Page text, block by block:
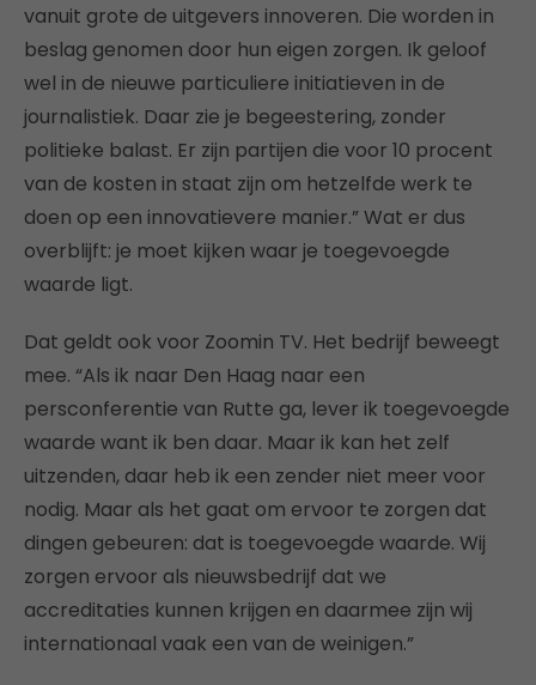
vanuit grote de uitgevers innoveren. Die worden in
beslag genomen door hun eigen zorgen. Ik geloof
wel in de nieuwe particuliere initiatieven in de
journalistiek. Daar zie je begeestering, zonder
politieke balast. Er zijn partijen die voor 10 procent
van de kosten in staat zijn om hetzelfde werk te
doen op een innovatievere manier.” Wat er dus
overblijft: je moet kijken waar je toegevoegde
waarde ligt.
Dat geldt ook voor Zoomin TV. Het bedrijf beweegt
mee. “Als ik naar Den Haag naar een
persconferentie van Rutte ga, lever ik toegevoegde
waarde want ik ben daar. Maar ik kan het zelf
uitzenden, daar heb ik een zender niet meer voor
nodig. Maar als het gaat om ervoor te zorgen dat
dingen gebeuren: dat is toegevoegde waarde. Wij
zorgen ervoor als nieuwsbedrijf dat we
accreditaties kunnen krijgen en daarmee zijn wij
internationaal vaak een van de weinigen.”